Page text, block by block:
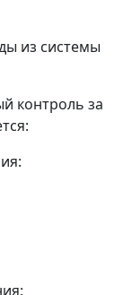
из системы
контроль за